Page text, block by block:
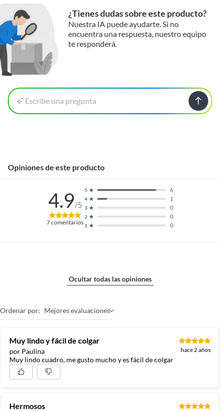
¿Tienes dudas sobre este producto?
Nuestra IA puede ayudarte. Si no
encuentra una respuesta, nuestro equipo
te responderá.
Escribe una pregunta
Opiniones de este producto
4.9/5
7comentarios 1 0
2 0
3 0
4 1
5 6
Ocultar todas las opiniones
Ordenar por: Mejores evaluaciones
Muy lindo y fácil de colgar
por Paulina hace 2 años
Muy lindo cuadro, me gusto mucho y es fácil de colgar
Hermosos